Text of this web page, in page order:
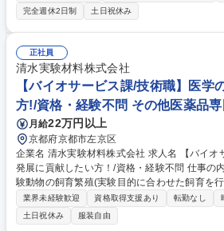
業務に携わって頂きます。 【業務詳細】 ■医薬品原薬のMF(原薬等登録原
簿/マスターファイル)登録業務 ※監査対応のた
海外出張がございます。 【MF(原薬等登録原
情報を企業秘密を守りながら国に登録する制度です。 募集職種
事(MF登録業務担当)】ジェネリック医薬品メー
完全週休2日制
土日祝休み
正社員
清水実験材料株式会社
【バイオサービス課/技術職】医学
方!/資格・経験不問 その他医薬品
月給22万円以上
京都府京都市左京区
企業名 清水実験材料株式会社 求人名 【バイオサービス課/技術職】医学の
発展に貢献したい方！/資格・経験不問 仕事の内容 ■マウスやラット等実
験動物の飼育繁殖(実験目的に合わせた飼育を
健康チェック、薬物投与 ■受託を受けた研究へ
※上記以外にも技術支援のために、営業同行を
ます。 ※国公立大学の医学系学部や製薬関連企
業界未経験歓迎 資格取得支援あり 転勤なし
土日祝休み
服装自由